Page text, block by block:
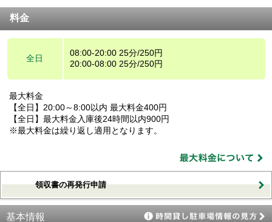
料金
全日
08:00-20:00 25分/250円
20:00-08:00 25分/250円
最大料金
【全日】20:00～8:00以内 最大料金400円
【全日】最大料金入庫後24時間以内900円
※最大料金は繰り返し適用となります。
領収書の再発行申請
基本情報